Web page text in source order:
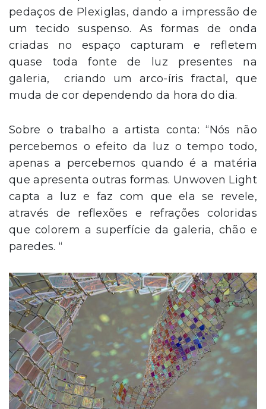
pedaços de Plexiglas, dando a impressão de
um tecido suspenso. As formas de onda
criadas no espaço capturam e refletem
quase toda fonte de luz presentes na
galeria, criando um arco-íris fractal, que
muda de cor dependendo da hora do dia.
Sobre o trabalho a artista conta: “Nós não
percebemos o efeito da luz o tempo todo,
apenas a percebemos quando é a matéria
que apresenta outras formas. Unwoven Light
capta a luz e faz com que ela se revele,
através de reflexões e refrações coloridas
que colorem a superfície da galeria, chão e
paredes. “